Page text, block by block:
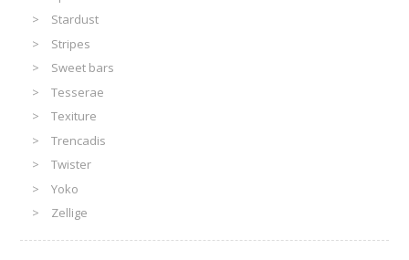
Stardust
Stripes
Sweet bars
Tesserae
Texiture
Trencadis
Twister
Yoko
Zellige